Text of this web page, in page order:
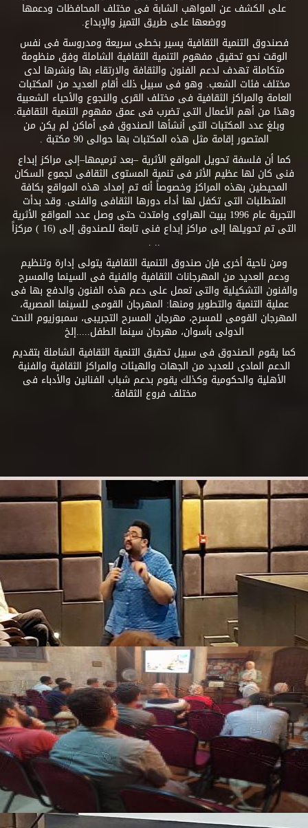
على الكشف عن المواهب الشابة فى مختلف المحافظات ودعمها
ووضعها على طريق التميز والإبداع.
فصندوق التنمية الثقافية يسير بخطى سريعة ومدروسة فى نفس
الوقت نحو تحقيق مفهوم التنمية الثقافية الشاملة وفق منظومة
متكاملة تهدف لدعم الفنون والثقافة والارتقاء بها ونشرها لدى
مختلف فئات الشعب. وهو فى سبيل ذلك أقام العديد من المكتبات
العامة والمراكز الثقافية فى مختلف القرى والنجوع والأحياء الشعبية
وهذا من أهم الأعمال التى تضرب فى عمق مفهوم التنمية الثقافية.
وبلغ عدد المكتبات التى أنشأها الصندوق فى أماكن لم يكن من
المتصور إقامة مثل هذه المكتبات بها حوالى 90 مكتبة .
كما أن فلسفة تحويل المواقع الأثرية –بعد ترميمها–إلى مراكز إبداع
فنى كان لها عظيم الأثر فى تنمية المستوى الثقافى لجموع السكان
المحيطين بهذه المراكز وخصوصاً أنه تم إمداد هذه المواقع بكافة
المتطلبات التى تكفل لها أداء دورها الثقافى والفنى. وقد بدأت
التجربة عام 1996 ببيت الهراوى وامتدت حتى وصل عدد المواقع الأثرية
التى تم تحويلها إلى مراكز إبداع فنى تابعة للصندوق إلى (16 ) مركزاً
.. .
ومن ناحية أخرى فإن صندوق التنمية الثقافية يتولى إدارة وتنظيم
ودعم العديد من المهرجانات الثقافية والفنية فى السينما والمسرح
والفنون التشكيلية والتى تعمل على دعم هذه الفنون والدفع بها فى
عملية التنمية والتطوير ومنها: المهرجان القومى للسينما المصرية،
المهرجان القومى للمسرح، مهرجان المسرح التجريبى، سمبوزيوم النحت
الدولى بأسوان، مهرجان سينما الطفل.....إلخ
كما يقوم الصندوق فى سبيل تحقيق التنمية الثقافية الشاملة بتقديم
الدعم المادى للعديد من الجهات والهيئات والمراكز الثقافية والفنية
الأهلية والحكومية وكذلك يقوم بدعم شباب الفنانين والأدباء فى
مختلف فروع الثقافة.